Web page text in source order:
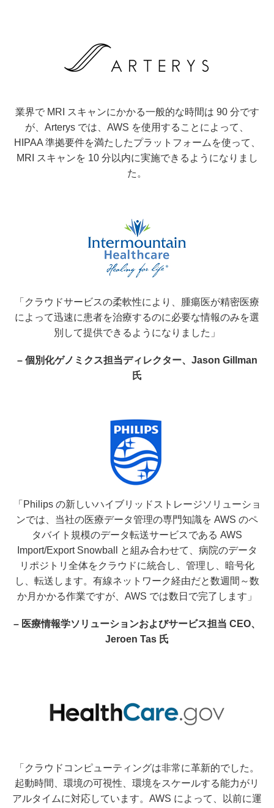
業界で MRI スキャンにかかる一般的な時間は 90 分です
が、Arterys では、AWS を使用することによって、
HIPAA 準拠要件を満たしたプラットフォームを使って、
MRI スキャンを 10 分以内に実施できるようになりまし
た。
「クラウドサービスの柔軟性により、腫瘍医が精密医療
によって迅速に患者を治療するのに必要な情報のみを選
別して提供できるようになりました」
– 個別化ゲノミクス担当ディレクター、Jason Gillman
氏
「Philips の新しいハイブリッドストレージソリューショ
ンでは、当社の医療データ管理の専門知識を AWS のペ
タバイト規模のデータ転送サービスである AWS
Import/Export Snowball と組み合わせて、病院のデータ
リポジトリ全体をクラウドに統合し、管理し、暗号化
し、転送します。有線ネットワーク経由だと数週間～数
か月かかる作業ですが、AWS では数日で完了します」
– 医療情報学ソリューションおよびサービス担当 CEO、
Jeroen Tas 氏
「クラウドコンピューティングは非常に革新的でした。
起動時間、環境の可視性、環境をスケールする能力がリ
アルタイムに対応しています。AWS によって、以前に運